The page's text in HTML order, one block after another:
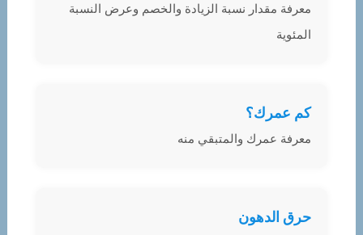
معرفة مقدار نسبة الزيادة والخصم وعرض النسبة
المئوية
كم عمرك؟
معرفة عمرك والمتبقي منه
حرق الدهون